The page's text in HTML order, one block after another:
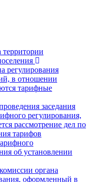
территории
регулирования
в отношении
тарифные
заседания
регулирования,
рассмотрение дел по
тарифов
об установлении
органа
оформленный в